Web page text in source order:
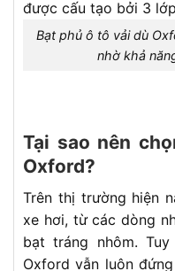
Bạt phủ ô tô vải dù
nhờ khả
Tại sao nên
Oxford?
Trên thị trường hiện
xe hơi, từ các dòng
bạt tráng nhôm.
Oxford vẫn luôn